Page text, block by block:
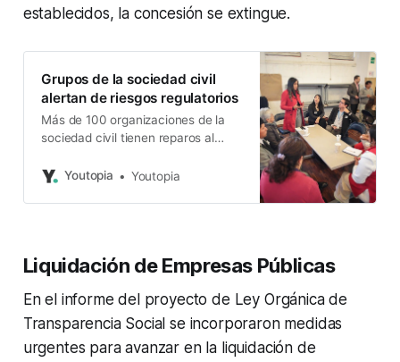
establecidos, la concesión se extingue.
Grupos de la sociedad civil
alertan de riesgos regulatorios
Más de 100 organizaciones de la
sociedad civil tienen reparos al
restricción de derechos y
Youtopia Youtopia
Liquidación de Empresas Públicas
En el informe del proyecto de Ley Orgánica de
Transparencia Social se incorporaron medidas
urgentes para avanzar en la liquidación de